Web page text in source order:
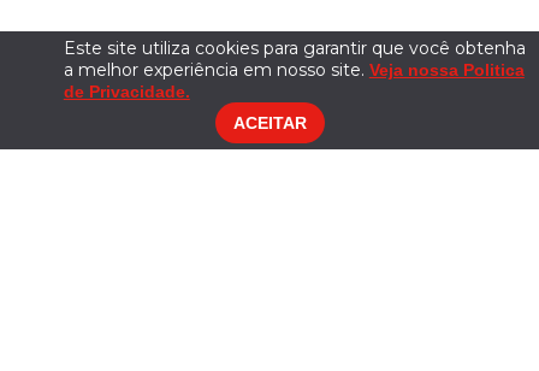
Este site utiliza cookies para garantir que você obtenha
a melhor experiência em nosso site. Veja nossa Politica
de Privacidade.
ACEITAR